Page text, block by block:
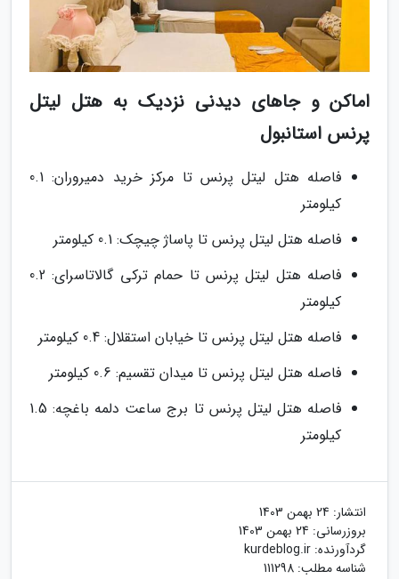
اماکن و جاهای دیدنی نزدیک به هتل لیتل
پرنس استانبول
فاصله هتل لیتل پرنس تا مرکز خرید دمیروران: 0.1
کیلومتر
فاصله هتل لیتل پرنس تا پاساژ چیچک: 0.1 کیلومتر
فاصله هتل لیتل پرنس تا حمام ترکی گالاتاسرای: 0.2
کیلومتر
فاصله هتل لیتل پرنس تا خیابان استقلال: 0.4 کیلومتر
فاصله هتل لیتل پرنس تا میدان تقسیم: 0.6 کیلومتر
فاصله هتل لیتل پرنس تا برج ساعت دلمه باغچه: 1.5
کیلومتر
انتشار: 24 بهمن 1403
بروزرسانی: 24 بهمن 1403
گردآورنده: kurdeblog.ir
شناسه مطلب: 111298